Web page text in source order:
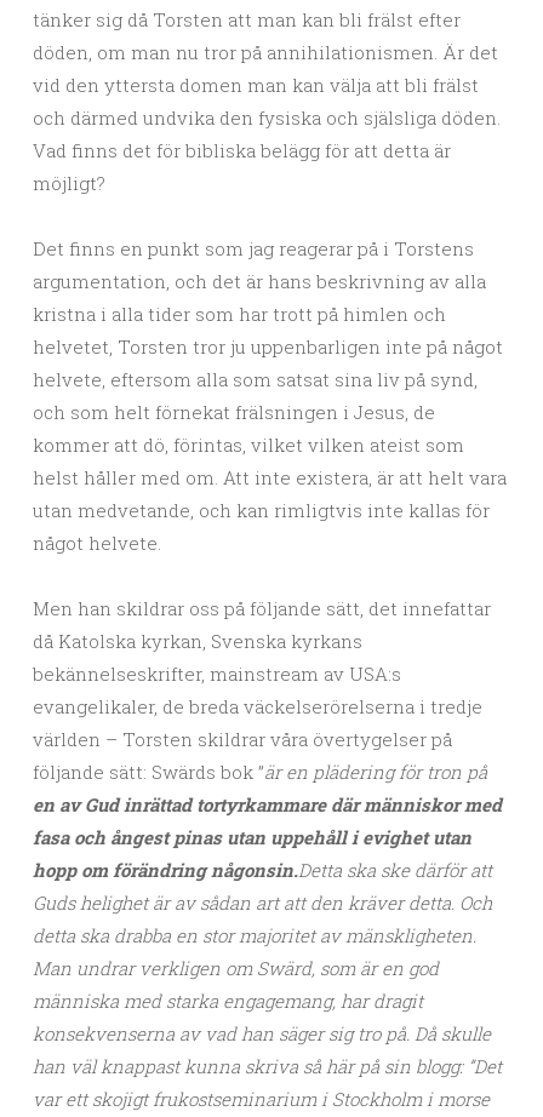
tänker sig då Torsten att man kan bli frälst efter
döden, om man nu tror på annihilationismen. Är det
vid den yttersta domen man kan välja att bli frälst
och därmed undvika den fysiska och själsliga döden.
Vad finns det för bibliska belägg för att detta är
möjligt?
Det finns en punkt som jag reagerar på i Torstens
argumentation, och det är hans beskrivning av alla
kristna i alla tider som har trott på himlen och
helvetet, Torsten tror ju uppenbarligen inte på något
helvete, eftersom alla som satsat sina liv på synd,
och som helt förnekat frälsningen i Jesus, de
kommer att dö, förintas, vilket vilken ateist som
helst håller med om. Att inte existera, är att helt vara
utan medvetande, och kan rimligtvis inte kallas för
något helvete.
Men han skildrar oss på följande sätt, det innefattar
då Katolska kyrkan, Svenska kyrkans
bekännelseskrifter, mainstream av USA:s
evangelikaler, de breda väckelserörelserna i tredje
världen – Torsten skildrar våra övertygelser på
följande sätt: Swärds bok ”är en plädering för tron på
en av Gud inrättad tortyrkammare där människor med
fasa och ångest pinas utan uppehåll i evighet utan
hopp om förändring någonsin.Detta ska ske därför att
Guds helighet är av sådan art att den kräver detta. Och
detta ska drabba en stor majoritet av mänskligheten.
Man undrar verkligen om Swärd, som är en god
människa med starka engagemang, har dragit
konsekvenserna av vad han säger sig tro på. Då skulle
han väl knappast kunna skriva så här på sin blogg: ”Det
var ett skojigt frukostseminarium i Stockholm i morse